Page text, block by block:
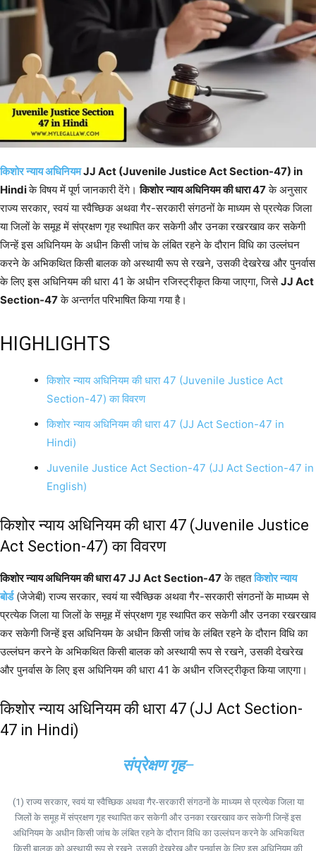
किशोर न्याय अधिनियमJJ Act (Juvenile Justice Act Section-47) in
Hindiके विषय में पूर्ण जानकारी देंगे।किशोर न्याय अधिनियम की धारा 47के अनुसार
राज्य सरकार, स्वयं या स्वैच्छिक अथवा गैर-सरकारी संगठनों के माध्यम से प्रत्येक जिला
या जिलों के समूह में संप्रक्षण गृह स्थापित कर सकेगी और उनका रखरखाव कर सकेगी
जिन्हें इस अधिनियम के अधीन किसी जांच के लंबित रहने के दौरान विधि का उल्लंघन
करने के अभिकथित किसी बालक को अस्थायी रूप से रखने, उसकी देखरेख और पुनर्वास
के लिए इस अधिनियम की धारा 41 के अधीन रजिस्ट्रीकृत किया जाएगा, जिसेJJ Act
Section-47के अन्तर्गत परिभाषित किया गया है।
HIGHLIGHTS
किशोर न्याय अधिनियम की धारा 47 (Juvenile Justice Act
Section-47) का विवरण
किशोर न्याय अधिनियम की धारा 47 (JJ Act Section-47 in
Hindi)
Juvenile Justice Act Section-47 (JJ Act Section-47 in
English)
किशोर न्याय अधिनियम की धारा 47 (Juvenile Justice
Act Section-47) का विवरण
किशोर न्याय अधिनियम की धारा 47 JJ Act Section-47के तहतकिशोर न्याय
बोर्ड(जेजेबी) राज्य सरकार, स्वयं या स्वैच्छिक अथवा गैर-सरकारी संगठनों के माध्यम से
प्रत्येक जिला या जिलों के समूह में संप्रक्षण गृह स्थापित कर सकेगी और उनका रखरखाव
कर सकेगी जिन्हें इस अधिनियम के अधीन किसी जांच के लंबित रहने के दौरान विधि का
उल्लंघन करने के अभिकथित किसी बालक को अस्थायी रूप से रखने, उसकी देखरेख
और पुनर्वास के लिए इस अधिनियम की धारा 41 के अधीन रजिस्ट्रीकृत किया जाएगा।
किशोर न्याय अधिनियम की धारा 47 (JJ Act Section-
47 in Hindi)
संप्रेक्षण गृह–
(1) राज्य सरकार, स्वयं या स्वैच्छिक अथवा गैर-सरकारी संगठनों के माध्यम से प्रत्येक जिला या
जिलों के समूह में संप्रक्षण गृह स्थापित कर सकेगी और उनका रखरखाव कर सकेगी जिन्हें इस
अधिनियम के अधीन किसी जांच के लंबित रहने के दौरान विधि का उल्लंघन करने के अभिकथित
किसी बालक को अस्थायी रूप से रखने, उसकी देखरेख और पुनर्वास के लिए इस अधिनियम की